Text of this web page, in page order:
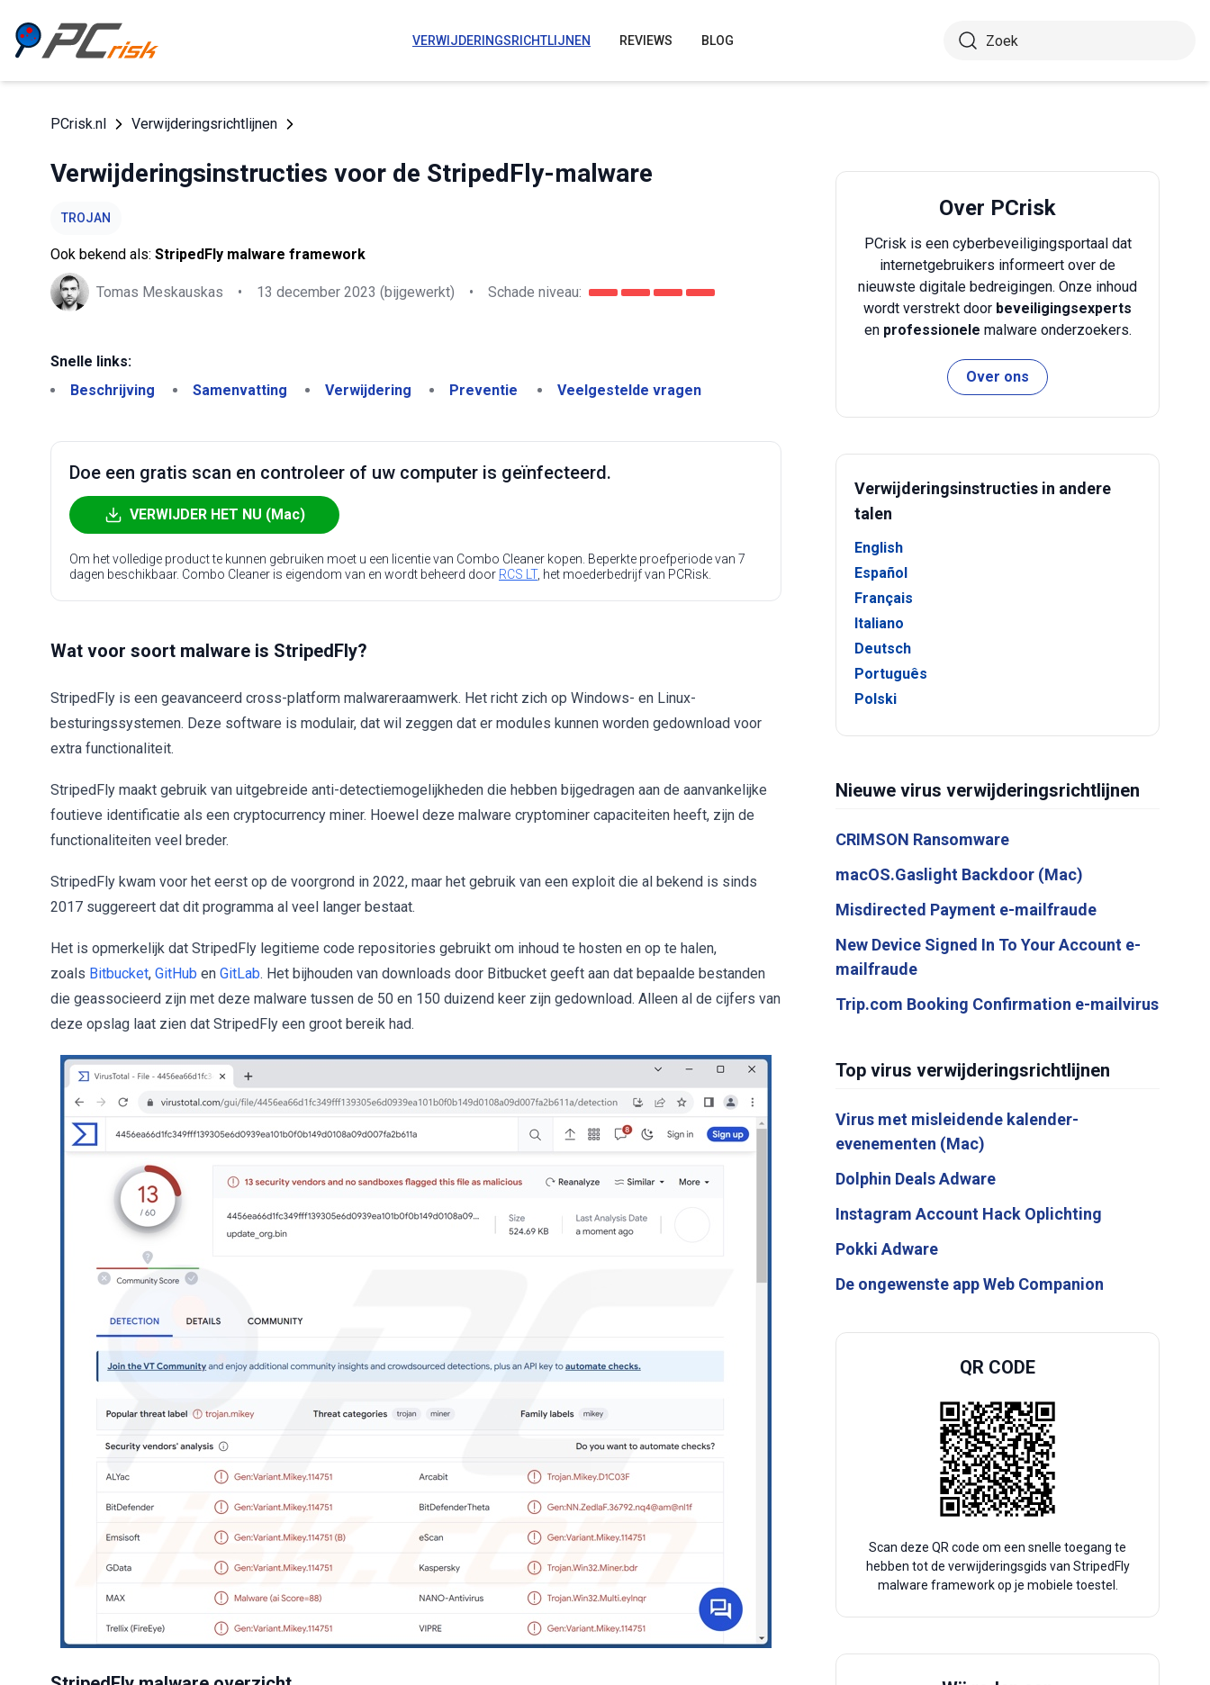
VERWIJDERINGSRICHTLIJNEN REVIEWS BLOG
PCrisk.nl Verwijderingsrichtlijnen
Verwijderingsinstructies voor de StripedFly-malware
TROJAN
Ook bekend als: StripedFly malware framework
Tomas Meskauskas • 13 december 2023 (bijgewerkt) • Schade niveau:
Snelle links:
Beschrijving
Samenvatting Verwijdering Preventie Veelgestelde vragen
Doe een gratis scan en controleer of uw computer is geïnfecteerd.
VERWIJDER HET NU (Mac)
Om het volledige product te kunnen gebruiken moet u een licentie van Combo Cleaner kopen. Beperkte proefperiode van 7
dagen beschikbaar. Combo Cleaner is eigendom van en wordt beheerd door RCS LT, het moederbedrijf van PCRisk.
Wat voor soort malware is StripedFly?
StripedFly is een geavanceerd cross-platform malwareraamwerk. Het richt zich op Windows- en Linux-
besturingssystemen. Deze software is modulair, dat wil zeggen dat er modules kunnen worden gedownload voor
extra functionaliteit.
StripedFly maakt gebruik van uitgebreide anti-detectiemogelijkheden die hebben bijgedragen aan de aanvankelijke
foutieve identificatie als een cryptocurrency miner. Hoewel deze malware cryptominer capaciteiten heeft, zijn de
functionaliteiten veel breder.
StripedFly kwam voor het eerst op de voorgrond in 2022, maar het gebruik van een exploit die al bekend is sinds
2017 suggereert dat dit programma al veel langer bestaat.
Het is opmerkelijk dat StripedFly legitieme code repositories gebruikt om inhoud te hosten en op te halen,
zoals Bitbucket, GitHub en GitLab. Het bijhouden van downloads door Bitbucket geeft aan dat bepaalde bestanden
die geassocieerd zijn met deze malware tussen de 50 en 150 duizend keer zijn gedownload. Alleen al de cijfers van
deze opslag laat zien dat StripedFly een groot bereik had.
Over PCrisk
PCrisk is een cyberbeveiligingsportaal dat
internetgebruikers informeert over de
nieuwste digitale bedreigingen. Onze inhoud
wordt verstrekt door beveiligingsexperts
en professionele malware onderzoekers.
Over ons
Verwijderingsinstructies in andere
talen
English
Español
Français
Italiano
Deutsch
Português
Polski
Nieuwe virus verwijderingsrichtlijnen
CRIMSON Ransomware
macOS.Gaslight Backdoor (Mac)
Misdirected Payment e-mailfraude
New Device Signed In To Your Account e-
mailfraude
Trip.com Booking Confirmation e-mailvirus
Top virus verwijderingsrichtlijnen
Virus met misleidende kalender-
evenementen (Mac)
Dolphin Deals Adware
Instagram Account Hack Oplichting
Pokki Adware
De ongewenste app Web Companion
QR CODE
Scan deze QR code om een snelle toegang te
hebben tot de verwijderingsgids van StripedFly
malware framework op je mobiele toestel.